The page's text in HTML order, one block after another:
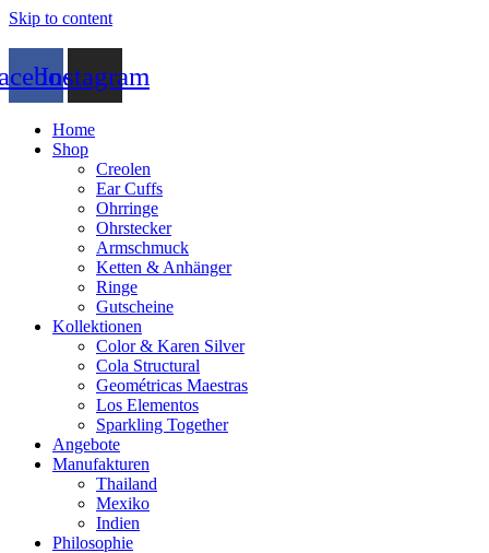
Skip to content
Instagram
Home
Shop
Creolen
Ear Cuffs
Ohrringe
Ohrstecker
Armschmuck
Ketten & Anhänger
Ringe
Gutscheine
Kollektionen
Color & Karen Silver
Cola Structural
Geométricas Maestras
Los Elementos
Sparkling Together
Angebote
Manufakturen
Thailand
Mexiko
Indien
Philosophie